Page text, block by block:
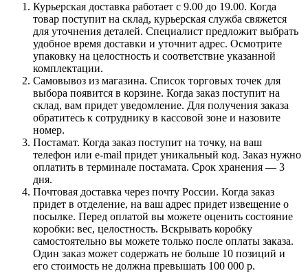
Курьерская доставка работает с 9.00 до 19.00. Когда
товар поступит на склад, курьерская служба свяжется
для уточнения деталей. Специалист предложит выбрать
удобное время доставки и уточнит адрес. Осмотрите
упаковку на целостность и соответствие указанной
комплектации.
Самовывоз из магазина. Список торговых точек для
выбора появится в корзине. Когда заказ поступит на
склад, вам придет уведомление. Для получения заказа
обратитесь к сотруднику в кассовой зоне и назовите
номер.
Постамат. Когда заказ поступит на точку, на ваш
телефон или e-mail придет уникальный код. Заказ нужно
оплатить в терминале постамата. Срок хранения — 3
дня.
Почтовая доставка через почту России. Когда заказ
придет в отделение, на ваш адрес придет извещение о
посылке. Перед оплатой вы можете оценить состояние
коробки: вес, целостность. Вскрывать коробку
самостоятельно вы можете только после оплаты заказа.
Один заказ может содержать не больше 10 позиций и
его стоимость не должна превышать 100 000 р.